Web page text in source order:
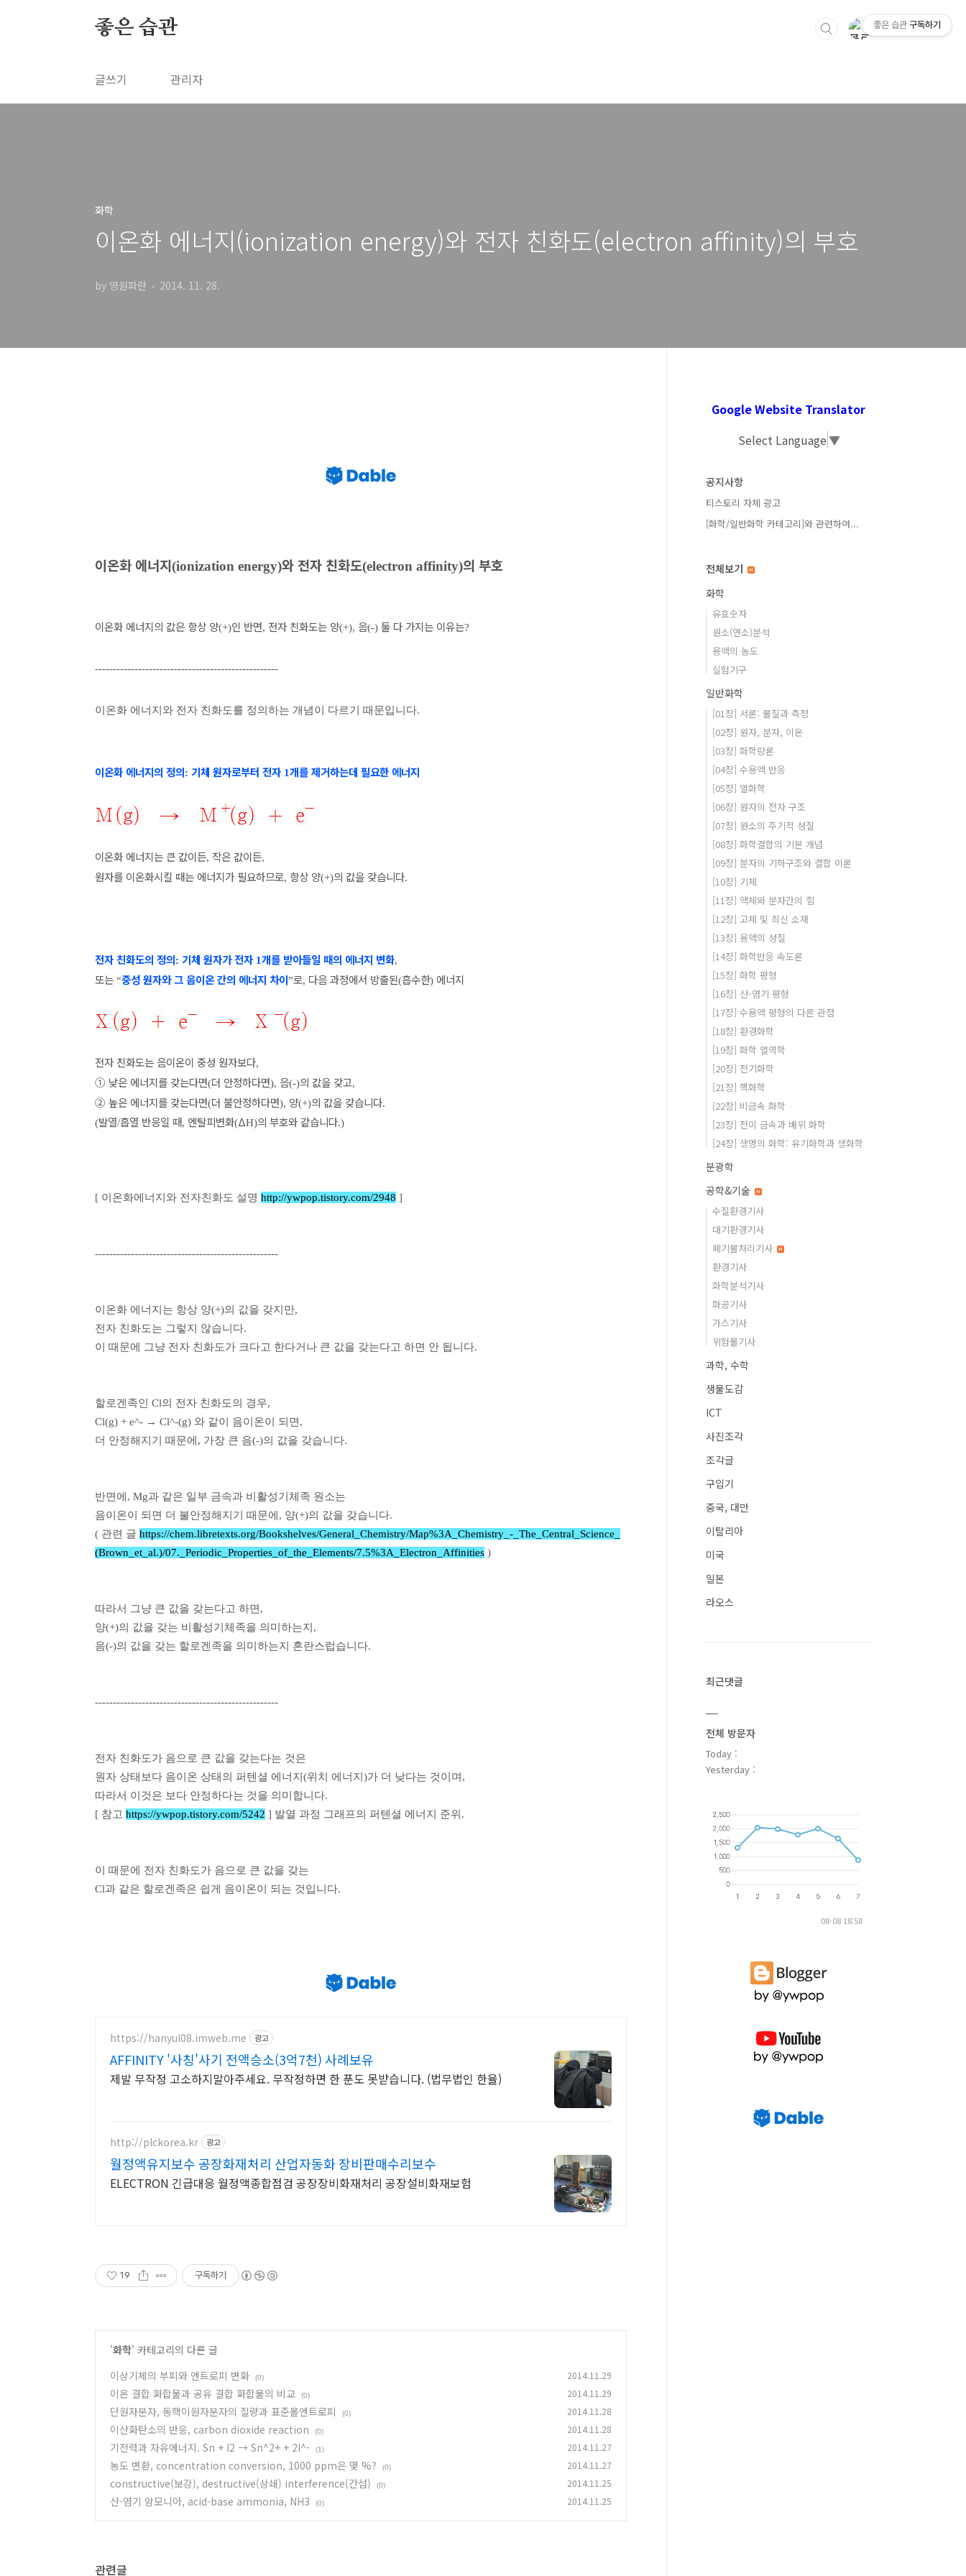
좋은 습관
글쓰기 관리자
화학
이온화 에너지(ionization energy)와 전자 친화도(electron affinity)의 부호
by 영원파란 2014. 11. 28.
이온화 에너지(ionization energy)와 전자 친화도(electron affinity)의 부호
이온화 에너지의 값은 항상 양(+)인 반면, 전자 친화도는 양(+), 음(-) 둘 다 가지는 이유는?
---------------------------------------------------
이온화 에너지와 전자 친화도를 정의하는 개념이 다르기 때문입니다.
이온화 에너지의 정의: 기체 원자로부터 전자 1개를 제거하는데 필요한 에너지
이온화 에너지는 큰 값이든, 작은 값이든,
원자를 이온화시킬 때는 에너지가 필요하므로, 항상 양(+)의 값을 갖습니다.
전자 친화도의 정의: 기체 원자가 전자 1개를 받아들일 때의 에너지 변화,
또는 “중성 원자와 그 음이온 간의 에너지 차이”로, 다음 과정에서 방출된(흡수한) 에너지
전자 친화도는 음이온이 중성 원자보다,
① 낮은 에너지를 갖는다면(더 안정하다면), 음(-)의 값을 갖고,
② 높은 에너지를 갖는다면(더 불안정하다면), 양(+)의 값을 갖습니다.
(발열/흡열 반응일 때, 엔탈피변화(ΔH)의 부호와 같습니다.)
[ 이온화에너지와 전자친화도 설명 http://ywpop.tistory.com/2948 ]
---------------------------------------------------
이온화 에너지는 항상 양(+)의 값을 갖지만,
전자 친화도는 그렇지 않습니다.
이 때문에 그냥 전자 친화도가 크다고 한다거나 큰 값을 갖는다고 하면 안 됩니다.
할로겐족인 Cl의 전자 친화도의 경우,
Cl(g) + e^- → Cl^-(g) 와 같이 음이온이 되면,
더 안정해지기 때문에, 가장 큰 음(-)의 값을 갖습니다.
반면에, Mg과 같은 일부 금속과 비활성기체족 원소는
음이온이 되면 더 불안정해지기 때문에, 양(+)의 값을 갖습니다.
( 관련 글 https://chem.libretexts.org/Bookshelves/General_Chemistry/Map%3A_Chemistry_-_The_Central_Science_
(Brown_et_al.)/07._Periodic_Properties_of_the_Elements/7.5%3A_Electron_Affinities )
따라서 그냥 큰 값을 갖는다고 하면,
양(+)의 값을 갖는 비활성기체족을 의미하는지,
음(-)의 값을 갖는 할로겐족을 의미하는지 혼란스럽습니다.
---------------------------------------------------
전자 친화도가 음으로 큰 값을 갖는다는 것은
원자 상태보다 음이온 상태의 퍼텐셜 에너지(위치 에너지)가 더 낮다는 것이며,
따라서 이것은 보다 안정하다는 것을 의미합니다.
[ 참고 https://ywpop.tistory.com/5242 ] 발열 과정 그래프의 퍼텐셜 에너지 준위.
이 때문에 전자 친화도가 음으로 큰 값을 갖는
Cl과 같은 할로겐족은 쉽게 음이온이 되는 것입니다.
https://hanyul08.imweb.me 광고
AFFINITY '사칭'사기 전액승소(3억7천) 사례보유
제발 무작정 고소하지말아주세요. 무작정하면 한 푼도 못받습니다. (법무법인 한율)
http://plckorea.kr 광고
월정액유지보수 공장화재처리 산업자동화 장비판매수리보수
ELECTRON 긴급대응 월정액종합점검 공장장비화재처리 공장설비화재보험
19 구독하기
'화학' 카테고리의 다른 글
이상기체의 부피와 엔트로피 변화
(0) 2014.11.29
이온 결합 화합물과 공유 결합 화합물의 비교 (0) 2014.11.29
단원자분자, 동핵이원자분자의 질량과 표준몰엔트로피 (0) 2014.11.28
이산화탄소의 반응, carbon dioxide reaction (0) 2014.11.28
기전력과 자유에너지. Sn + I2 → Sn^2+ + 2I^- (1) 2014.11.27
농도 변환, concentration conversion, 1000 ppm은 몇 %? (0) 2014.11.27
constructive(보강), destructive(상쇄) interference(간섭) (0) 2014.11.25
산-염기 암모니아, acid-base ammonia, NH3 (0) 2014.11.25
관련글
Google Website Translator
Select Language▼
공지사항
티스토리 자체 광고
[화학/일반화학 카테고리]와 관련하여...
전체보기
화학
유효숫자
원소(연소)분석
용액의 농도
실험기구
일반화학
[01장] 서론: 물질과 측정
[02장] 원자, 분자, 이온
[03장] 화학량론
[04장] 수용액 반응
[05장] 열화학
[06장] 원자의 전자 구조
[07장] 원소의 주기적 성질
[08장] 화학결합의 기본 개념
[09장] 분자의 기하구조와 결합 이론
[10장] 기체
[11장] 액체와 분자간의 힘
[12장] 고체 및 최신 소재
[13장] 용액의 성질
[14장] 화학반응 속도론
[15장] 화학 평형
[16장] 산-염기 평형
[17장] 수용액 평형의 다른 관점
[18장] 환경화학
[19장] 화학 열역학
[20장] 전기화학
[21장] 핵화학
[22장] 비금속 화학
[23장] 전이 금속과 배위 화학
[24장] 생명의 화학: 유기화학과 생화학
분광학
공학&기술
수질환경기사
대기환경기사
폐기물처리기사
환경기사
화학분석기사
화공기사
가스기사
위험물기사
과학, 수학
생물도감
ICT
사진조각
조각글
구입기
중국, 대만
이탈리아
미국
일본
라오스
최근댓글
전체 방문자
Today :
Yesterday :
08-08 18:58
좋은 습관 구독하기